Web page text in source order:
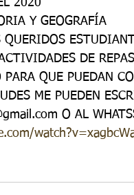
7 -1
10 -1 Grado 10 -2
2020
Y GEOGRAFÍA
DE
QUE PUEDAN
ME PUEDEN
O AL